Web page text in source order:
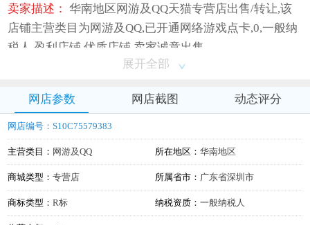
卖家描述： 华南地区网游及QQ天猫专营店出售/转让,该
店铺主营类目为网游及QQ,已开通网络游戏点卡,0,一般纳
税人,盈利店铺,优质店铺,卖家诚意出售
展开全部
网店参数 网店截图 动态评分
网店编号：S10C75579383
主营类目： 网游及QQ 所在地区： 华南地区
商城类型：专营店 所属省市： 广东省深圳市
商标类型：R标 纳税资质： 一般纳税人